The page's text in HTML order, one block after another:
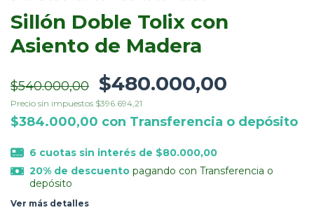
Sillón Doble Tolix con
Asiento de Madera
$540.000,00 $480.000,00
Precio sin impuestos $396.694,21
$384.000,00 con Transferencia o depósito
6 cuotas sin interés de $80.000,00
20% de descuentopagando con Transferencia o
depósito
Ver más detalles